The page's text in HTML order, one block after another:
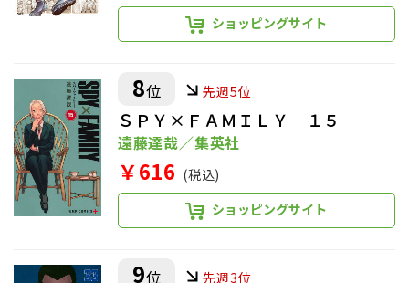
ショッピングサイト
8位 先週5位
ＳＰＹ×ＦＡＭＩＬＹ １５
遠藤達哉／集英社
￥616 (税込)
ショッピングサイト
9位 先週3位